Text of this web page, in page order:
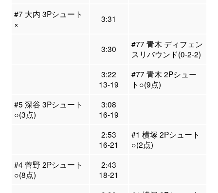
#7 大内 3Pシュート
×
3:31
3:30
#77 青木 ディフェン
スリバウンド(0-2-2)
3:22
13-19
#77 青木 2Pシュー
ト○(9点)
#5 深谷 3Pシュート
○(3点)
3:08
16-19
2:53
16-21
#1 横塚 2Pシュート
○(2点)
#4 菅野 2Pシュート
○(8点)
2:43
18-21